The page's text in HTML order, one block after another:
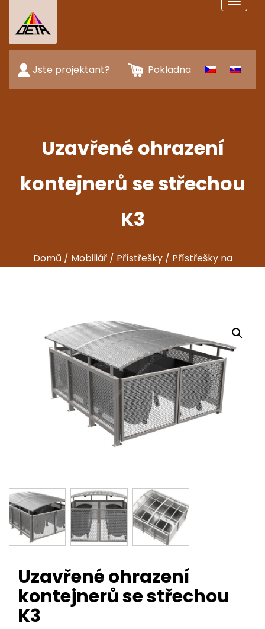
Jste projektant? Pokladna
Toggle
Uzavřené ohrazení
kontejnerů se střechou
K3
Domů / Mobiliář/ Přístřešky/ Přístřešky na
Uzavřené ohrazení
kontejnerů se střechou
K3